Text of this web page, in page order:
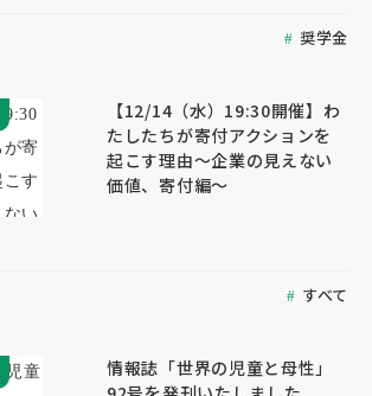
奨学金
【12/14（水）19:30開催】わ
たしたちが寄付アクションを
起こす理由～企業の見えない
価値、寄付編～
すべて
情報誌「世界の児童と母性」